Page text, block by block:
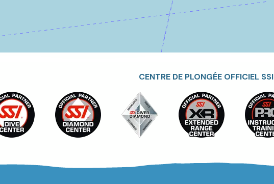
CENTRE DE PLONGÉE OFFICIEL SSI